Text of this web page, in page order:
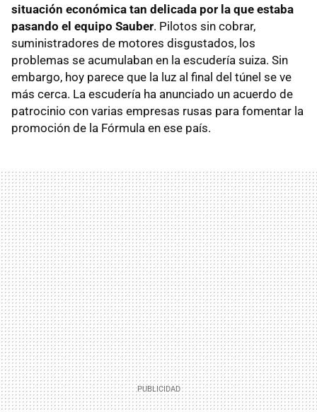
situación económica tan delicada por la que estaba
pasando el equipo Sauber. Pilotos sin cobrar,
suministradores de motores disgustados, los
problemas se acumulaban en la escudería suiza. Sin
embargo, hoy parece que la luz al final del túnel se ve
más cerca. La escudería ha anunciado un acuerdo de
patrocinio con varias empresas rusas para fomentar la
promoción de la Fórmula en ese país.